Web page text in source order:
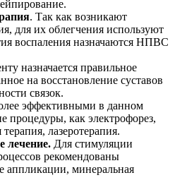
. Так как возникают
для их облегчения используют
воспаления назначаются НПВС
назначается правильное
на восстановление суставов
связок.
эффективными в данном
процедуры, как электрофорез,
лазеротерапия.
лечение. Для стимуляции
рекомендованы
аппликации, минеральная